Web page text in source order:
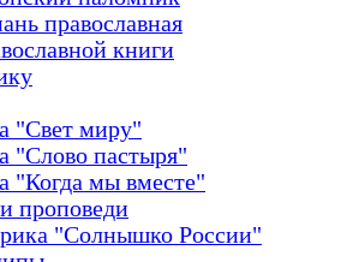
православная
книги
"Свет миру"
"Слово пастыря"
"Когда мы вместе"
проповеди
"Солнышко России"